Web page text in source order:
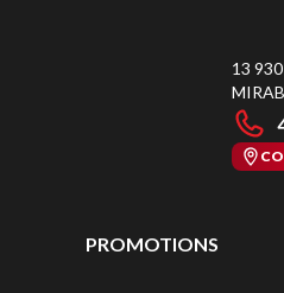
13
PROMOTIONS